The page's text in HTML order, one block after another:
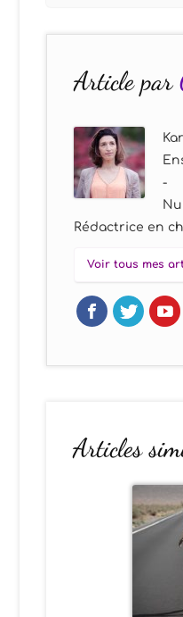
Article par
-
Rédactrice en
Voir tous mes
Articles